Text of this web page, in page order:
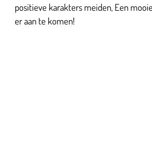
positieve karakters meiden, Een
er aan te komen!